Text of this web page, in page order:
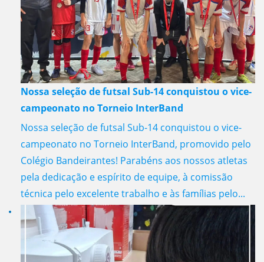
Nossa seleção de futsal Sub-14 conquistou o vice-
campeonato no Torneio InterBand
Nossa seleção de futsal Sub-14 conquistou o vice-
campeonato no Torneio InterBand, promovido pelo
Colégio Bandeirantes! Parabéns aos nossos atletas
pela dedicação e espírito de equipe, à comissão
técnica pelo excelente trabalho e às famílias pelo...